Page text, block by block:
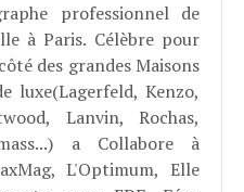
professionnel de
à Paris. Célèbre pour
des grandes Maisons
luxe(Lagerfeld, Kenzo,
Lanvin, Rochas,
a Collabore à
L'Optimum, Elle